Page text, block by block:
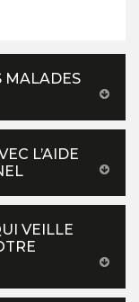
MALADES
L’AIDE
VEILLE